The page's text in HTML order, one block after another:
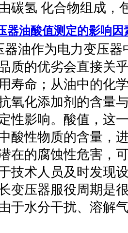
碳氢 化合物组成，
器油酸值测定的影响因
器油作为电力变压
质的优劣会直接关
寿命；从油中的化
氧化添加剂的含量
性影响。酸值，这
酸性物质的含量，
在的腐蚀性危害，
技术人员及时发现
变压器服役周期是
于水分干扰、溶解